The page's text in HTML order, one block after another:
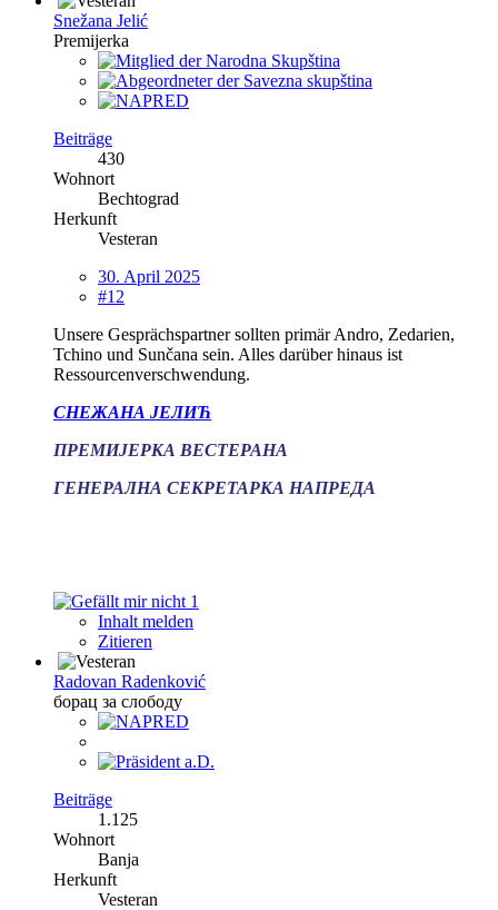
Snežana Jelić
Premijerka
Beiträge
430
Wohnort
Bechtograd
Herkunft
Vesteran
30. April 2025
#12
Unsere Gesprächspartner sollten primär Andro, Zedarien,
Tchino und Sunčana sein. Alles darüber hinaus ist
Ressourcenverschwendung.
СНЕЖАНА ЈЕЛИЋ
ПРЕМИЈЕРКА ВЕСТЕРАНА
ГЕНЕРАЛНА СЕКРЕТАРКА НАПРЕДА
1
Inhalt melden
Zitieren
Radovan Radenković
борац за слободу
Beiträge
1.125
Wohnort
Banja
Herkunft
Vesteran